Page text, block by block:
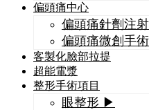
偏頭痛中心
偏頭痛針劑注
偏頭痛微創手
客製化臉部拉提
超能電漿
整形手術項目
眼整形 ▶